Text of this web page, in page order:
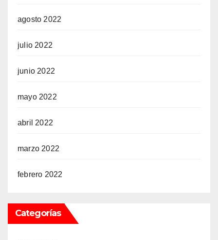
agosto 2022
julio 2022
junio 2022
mayo 2022
abril 2022
marzo 2022
febrero 2022
Categorías